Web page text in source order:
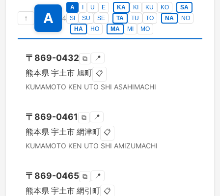
↑ A 4
A U E KA KI KU KO
SA
SI
SU SE TA TU TO NA
NO
HA
HO MA MI MO
〒 869-0432 ⧉ 📍
熊本県 宇土市 旭町 📋
KUMAMOTO KEN UTO SHI ASAHIMACHI
〒 869-0461 ⧉ 📍
熊本県 宇土市 網津町 📋
KUMAMOTO KEN UTO SHI AMIZUMACHI
〒 869-0465 ⧉ 📍
熊本県 宇土市 網引町 📋